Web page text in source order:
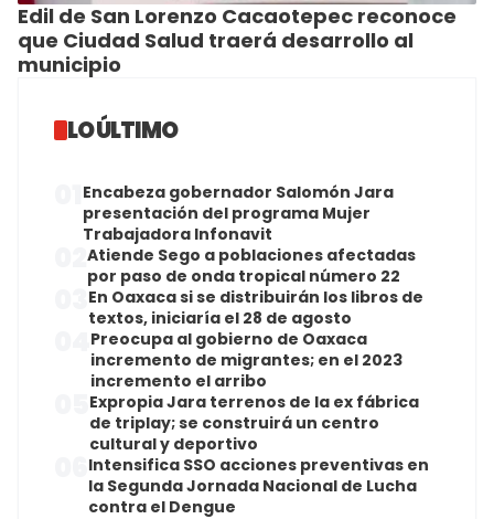
Edil de San Lorenzo Cacaotepec reconoce
que Ciudad Salud traerá desarrollo al
municipio
LO ÚLTIMO
Encabeza gobernador Salomón Jara
presentación del programa Mujer
Trabajadora Infonavit
Atiende Sego a poblaciones afectadas
por paso de onda tropical número 22
En Oaxaca si se distribuirán los libros de
textos, iniciaría el 28 de agosto
Preocupa al gobierno de Oaxaca
incremento de migrantes; en el 2023
incremento el arribo
Expropia Jara terrenos de la ex fábrica
de triplay; se construirá un centro
cultural y deportivo
Intensifica SSO acciones preventivas en
la Segunda Jornada Nacional de Lucha
contra el Dengue